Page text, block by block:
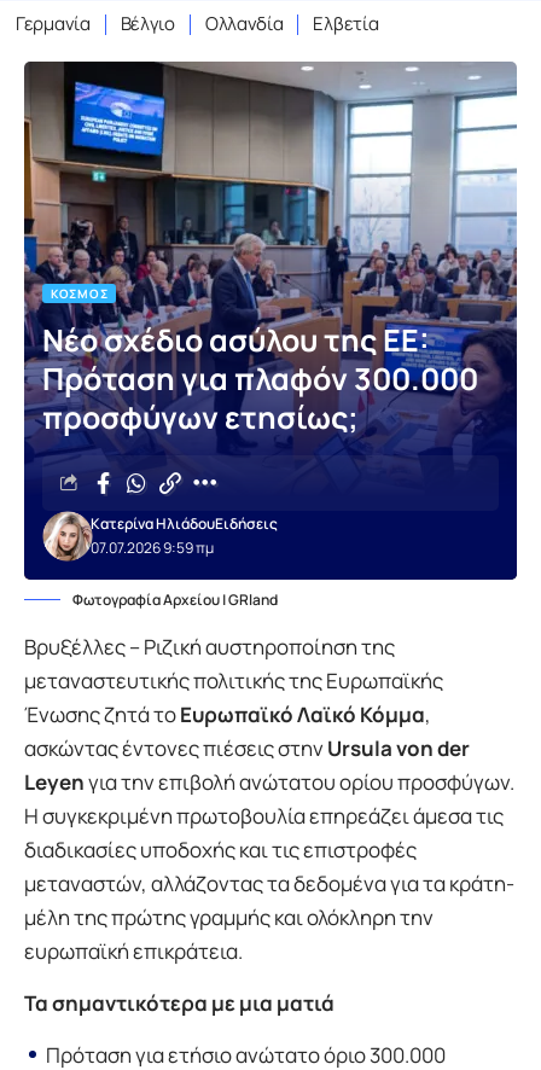
Γερμανία Βέλγιο Ολλανδία Ελβετία
ΚΌΣΜΟΣ
Νέο σχέδιο ασύλου της ΕΕ:
Πρόταση για πλαφόν 300.000
προσφύγων ετησίως;
07.07.2026 9:59 πμ
Κατερίνα ΗλιάδουΕιδήσεις
Φωτογραφία Αρχείου | GRland
Βρυξέλλες – Ριζική αυστηροποίηση της
μεταναστευτικής πολιτικής της Ευρωπαϊκής
Ένωσης ζητά τοΕυρωπαϊκό Λαϊκό Κόμμα,
ασκώντας έντονες πιέσεις στην Ursula von der
Leyenγια την επιβολή ανώτατου ορίου προσφύγων.
Η συγκεκριμένη πρωτοβουλία επηρεάζει άμεσα τις
διαδικασίες υποδοχής και τις επιστροφές
μεταναστών, αλλάζοντας τα δεδομένα για τα κράτη-
μέλη της πρώτης γραμμής και ολόκληρη την
ευρωπαϊκή επικράτεια.
Τα σημαντικότερα με μια ματιά
Πρόταση για ετήσιο ανώτατο όριο 300.000